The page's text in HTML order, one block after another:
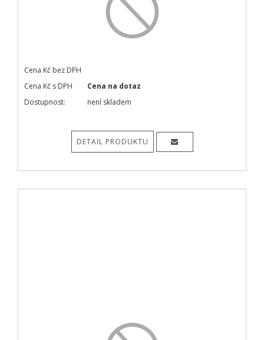
Cena Kč bez DPH
Cena Kč s DPH
Cena na dotaz
Dostupnost:
není skladem
DETAIL PRODUKTU